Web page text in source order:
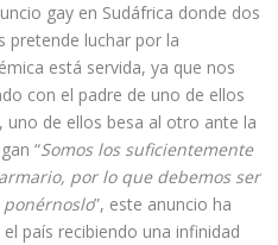
gay en Sudáfrica donde dos
pretende luchar por la
está servida, ya que nos
con el padre de uno de ellos
de ellos besa al otro ante la
“Somos los suficientemente
por lo que debemos ser
”, este anuncio ha
país recibiendo una infinidad